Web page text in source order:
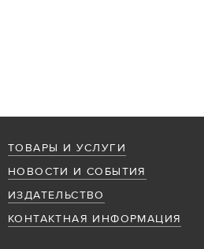
ТОВАРЫ И УСЛУГИ
НОВОСТИ И СОБЫТИЯ
ИЗДАТЕЛЬСТВО
КОНТАКТНАЯ ИНФОРМАЦИЯ